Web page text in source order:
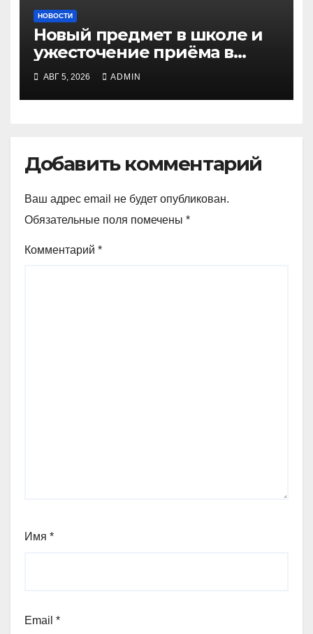
НОВОСТИ
Новый предмет в школе и
ужесточение приёма в
вузы: вызовы и решения
АВГ 5, 2026 ADMIN
Добавить комментарий
Ваш адрес email не будет опубликован.
Обязательные поля помечены *
Комментарий *
Имя *
Email *